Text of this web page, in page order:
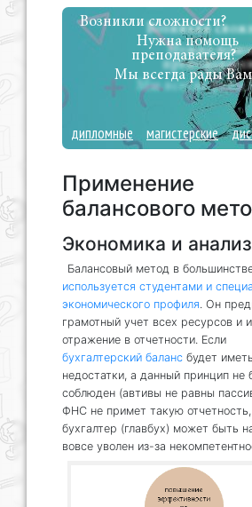
Возникли сложности?
Нужна помощь
преподавателя?
Мы всегда рады
дипломные магистерские
Применение
балансового
Экономика и анализ
Балансовый метод в
используется студентами и
экономического профиля. Он
грамотный учет всех ресурсов и
отражение в отчетности. Если
бухгалтерский баланс будет иметь
недостатки, а данный принцип не
соблюден (автивы не равны
ФНС не примет такую
бухгалтер (главбух) может быть
вовсе уволен из-за